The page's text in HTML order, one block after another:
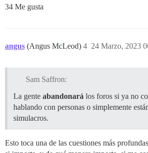
34 Me gusta
angus (Angus McLeod) 24 Marzo, 2023
4
Sam Saffron:
La gente abandonará los foros si ya no
hablando con personas o simplemente
simulacros.
Esto toca una de las cuestiones más